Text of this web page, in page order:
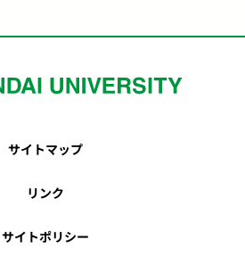
サイトマップ
リンク
サイトポリシー